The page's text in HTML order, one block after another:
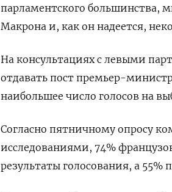
парламентского большинства,
Макрона и, как он надеется,
На консультациях с левыми
отдавать пост премьер-
наибольшее число голосов на
Согласно пятничному опросу
исследованиями, 74%
результаты голосования, а 55%